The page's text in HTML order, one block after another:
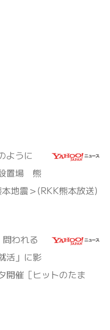
ように
置場 熊
地震＞(RKK熊本放送)
われる
活」に影
催［ヒットのたま